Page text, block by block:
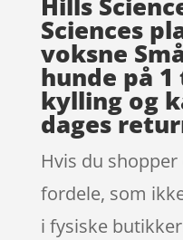
Hills
Sciences
voksne
hunde på
kylling og
dages
Hvis du
fordele, som
i fysiske